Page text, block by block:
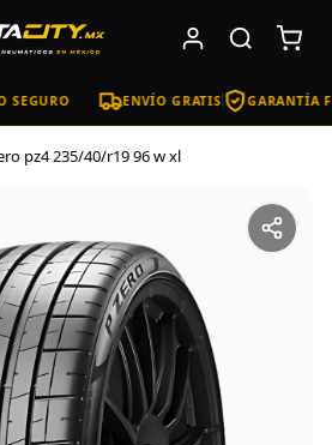
SEGURO ENVÍO GRATIS GARANTÍA
pz4 235/40/r19 96 w xl